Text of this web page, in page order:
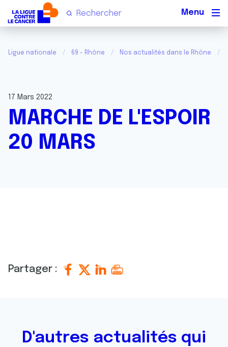
Ligue nationale 69 - Rhône Nos actualités dans le Rhône
17 Mars 2022
MARCHE DE L'ESPOIR
20 MARS
Partager :
D'autres actualités qui